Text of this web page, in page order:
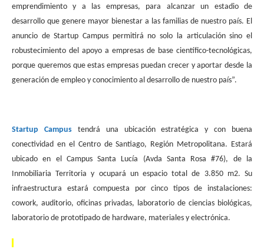
emprendimiento y a las empresas, para alcanzar un estadio de
desarrollo que genere mayor bienestar a las familias de nuestro país. El
anuncio de Startup Campus permitirá no solo la articulación sino el
robustecimiento del apoyo a empresas de base científico-tecnológicas,
porque queremos que estas empresas puedan crecer y aportar desde la
generación de empleo y conocimiento al desarrollo de nuestro país”.
Startup Campus
tendrá una ubicación estratégica y con buena
conectividad en el Centro de Santiago, Región Metropolitana. Estará
ubicado en el Campus Santa Lucía (Avda Santa Rosa #76), de la
Inmobiliaria Territoria y ocupará un espacio total de 3.850 m2. Su
infraestructura estará compuesta por cinco tipos de instalaciones:
cowork, auditorio, oficinas privadas, laboratorio de ciencias biológicas,
laboratorio de prototipado de hardware, materiales y electrónica.